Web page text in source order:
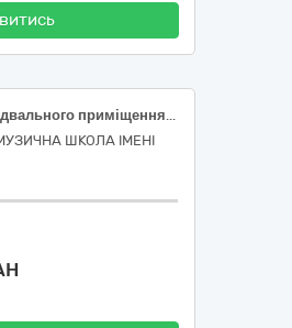
«Поточний ремонт підвального приміщення хореографічного відділення Охтирської дитячої музичної школи імені П.С. Білинника за адресою вул. Перемоги, 10 м.Охтирка, (облаштування найпростішого укриття)»
ШКОЛА ІМЕНІ